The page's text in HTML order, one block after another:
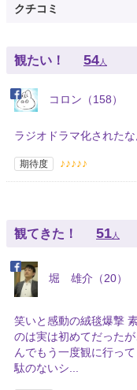
クチコミ
観たい！ 54人
コロン（158）
ラジオドラマ化された
期待度 ♪♪♪♪♪
観てきた！ 51 人
堀 雄介（20）
笑いと感動の絨毯爆撃
のは実は初めてだった
んでもう一度観に行っ
駄のないシ...